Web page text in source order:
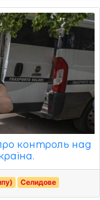
контроль над
Селидове